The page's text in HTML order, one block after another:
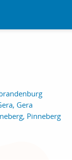
Gera
Pinneberg